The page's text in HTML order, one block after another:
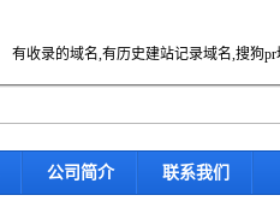
有收录的域名,有历史建站记录域名,搜狗
公司简介 联系我们